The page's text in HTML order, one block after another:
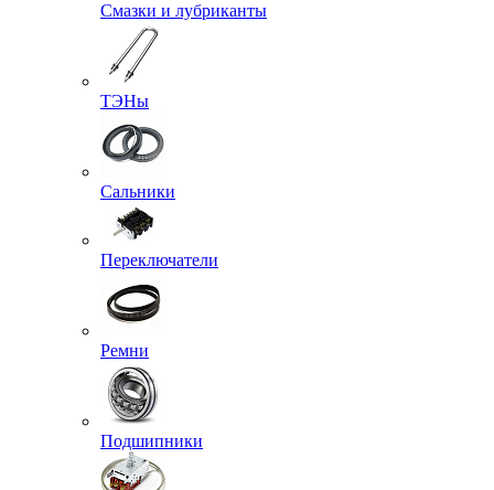
Смазки и лубриканты
ТЭНы
Сальники
Переключатели
Ремни
Подшипники